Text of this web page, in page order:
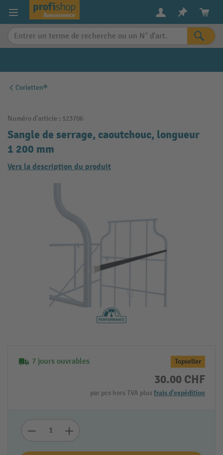
content
Corletten®
Numéro d'article : 123706
Sangle de serrage, caoutchouc, longueur
1 200 mm
Vers la description du produit
7 jours ouvrables Topseller
30.00 CHF
par pcs hors TVA plus frais d'expédition